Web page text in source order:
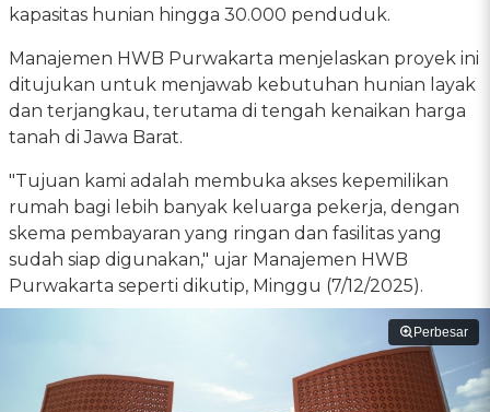
kapasitas hunian hingga 30.000 penduduk.
Manajemen HWB Purwakarta menjelaskan proyek ini
ditujukan untuk menjawab kebutuhan hunian layak
dan terjangkau, terutama di tengah kenaikan harga
tanah di Jawa Barat.
"Tujuan kami adalah membuka akses kepemilikan
rumah bagi lebih banyak keluarga pekerja, dengan
skema pembayaran yang ringan dan fasilitas yang
sudah siap digunakan," ujar Manajemen HWB
Purwakarta seperti dikutip, Minggu (7/12/2025).
Perbesar